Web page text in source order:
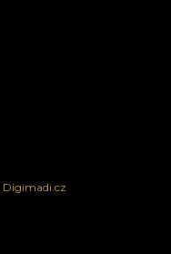
Digimadi.cz